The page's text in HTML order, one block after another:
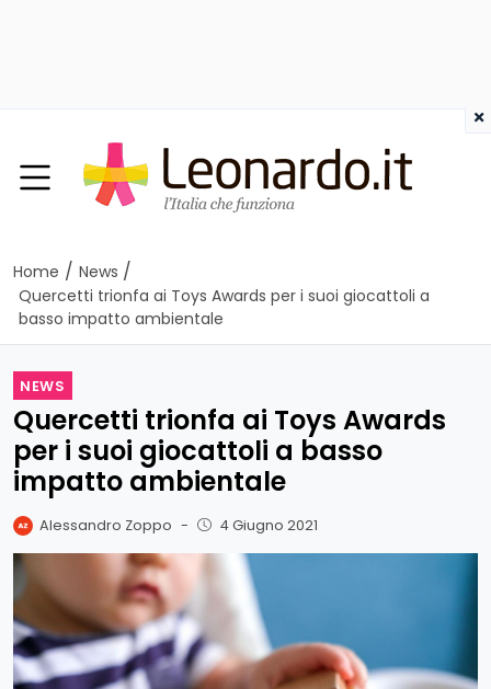
Home / News /
Quercetti trionfa ai Toys Awards per i suoi giocattoli a
basso impatto ambientale
NEWS
Quercetti trionfa ai Toys Awards
per i suoi giocattoli a basso
impatto ambientale
Alessandro Zoppo - 4 Giugno 2021
×